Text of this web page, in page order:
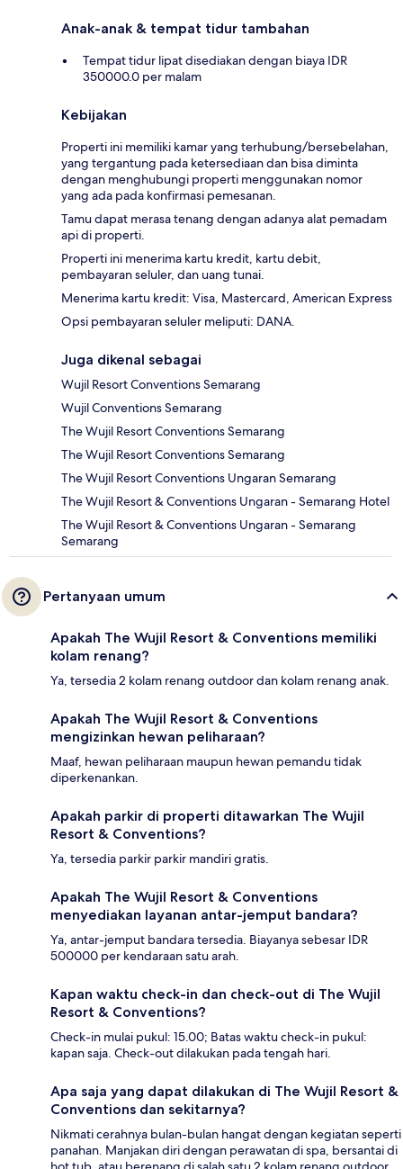
Anak-anak & tempat tidur tambahan
Tempat tidur lipat disediakan dengan biaya IDR
350000.0 per malam
Kebijakan
Properti ini memiliki kamar yang terhubung/bersebelahan,
yang tergantung pada ketersediaan dan bisa diminta
dengan menghubungi properti menggunakan nomor
yang ada pada konfirmasi pemesanan.
Tamu dapat merasa tenang dengan adanya alat pemadam
api di properti.
Properti ini menerima kartu kredit, kartu debit,
pembayaran seluler, dan uang tunai.
Menerima kartu kredit: Visa, Mastercard, American Express
Opsi pembayaran seluler meliputi: DANA.
Juga dikenal sebagai
Wujil Resort Conventions Semarang
Wujil Conventions Semarang
The Wujil Resort Conventions Semarang
The Wujil Resort Conventions Semarang
The Wujil Resort Conventions Ungaran Semarang
The Wujil Resort & Conventions Ungaran - Semarang Hotel
The Wujil Resort & Conventions Ungaran - Semarang
Semarang
Pertanyaan umum
Apakah The Wujil Resort & Conventions memiliki
kolam renang?
Ya, tersedia 2 kolam renang outdoor dan kolam renang anak.
Apakah The Wujil Resort & Conventions
mengizinkan hewan peliharaan?
Maaf, hewan peliharaan maupun hewan pemandu tidak
diperkenankan.
Apakah parkir di properti ditawarkan The Wujil
Resort & Conventions?
Ya, tersedia parkir parkir mandiri gratis.
Apakah The Wujil Resort & Conventions
menyediakan layanan antar-jemput bandara?
Ya, antar-jemput bandara tersedia. Biayanya sebesar IDR
500000 per kendaraan satu arah.
Kapan waktu check-in dan check-out di The Wujil
Resort & Conventions?
Check-in mulai pukul: 15.00; Batas waktu check-in pukul:
kapan saja. Check-out dilakukan pada tengah hari.
Apa saja yang dapat dilakukan di The Wujil Resort &
Conventions dan sekitarnya?
Nikmati cerahnya bulan-bulan hangat dengan kegiatan seperti
panahan. Manjakan diri dengan perawatan di spa, bersantai di